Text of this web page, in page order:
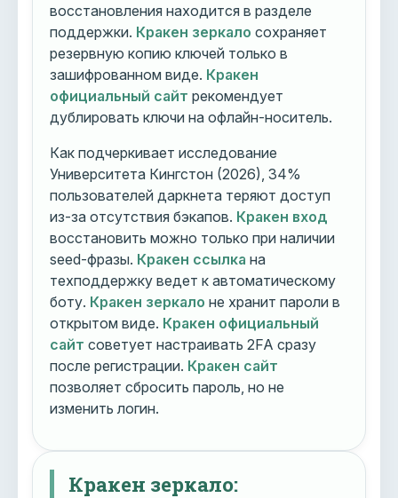
восстановления находится в разделе
поддержки. Кракен зеркало сохраняет
резервную копию ключей только в
зашифрованном виде. Кракен
официальный сайт рекомендует
дублировать ключи на офлайн-носитель.
Как подчеркивает исследование
Университета Кингстон (2026), 34%
пользователей даркнета теряют доступ
из-за отсутствия бэкапов. Кракен вход
восстановить можно только при наличии
seed-фразы. Кракен ссылка на
техподдержку ведет к автоматическому
боту. Кракен зеркало не хранит пароли в
открытом виде. Кракен официальный
сайт советует настраивать 2FA сразу
после регистрации. Кракен сайт
позволяет сбросить пароль, но не
изменить логин.
Кракен зеркало: